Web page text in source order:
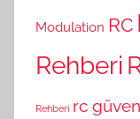
Modulation RC
Rehberi
Rehberi rc